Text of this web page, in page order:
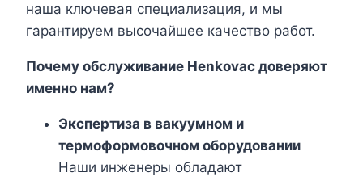
наша ключевая специализация, и мы
гарантируем высочайшее качество работ.
Почему обслуживание Henkovac доверяют
именно нам?
Экспертиза в вакуумном и
термоформовочном оборудовании
Наши инженеры обладают